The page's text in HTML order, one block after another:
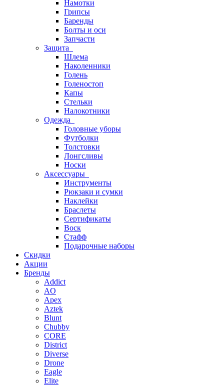
Намотки
Грипсы
Баренды
Болты и оси
Запчасти
Защита
Шлема
Наколенники
Голень
Голеностоп
Капы
Стельки
Налокотники
Одежда
Головные уборы
Футболки
Толстовки
Лонгсливы
Носки
Аксессуары
Инструменты
Рюкзаки и сумки
Наклейки
Браслеты
Сертификаты
Воск
Стафф
Подарочные наборы
Скидки
Акции
Бренды
Addict
AO
Apex
Aztek
Blunt
Chubby
CORE
District
Diverse
Drone
Eagle
Elite